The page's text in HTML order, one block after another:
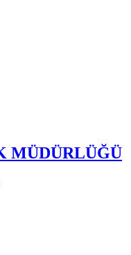
MÜDÜRLÜĞÜ